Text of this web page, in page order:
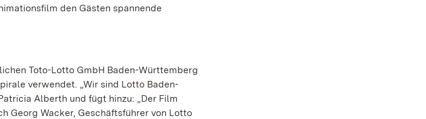
den Gästen spannende
Toto-Lotto GmbH Baden-Württemberg
verwendet. „Wir sind Lotto Baden-
Alberth und fügt hinzu: „Der Film
Georg Wacker, Geschäftsführer von Lotto